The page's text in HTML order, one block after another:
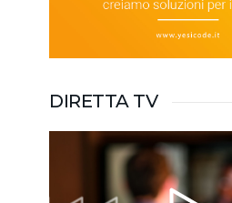
DIRETTA TV